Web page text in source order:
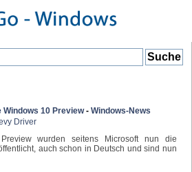
Windows 10 Preview- Windows-News
Driver
wurden seitens Microsoft nun die
auch schon in Deutsch und sind nun